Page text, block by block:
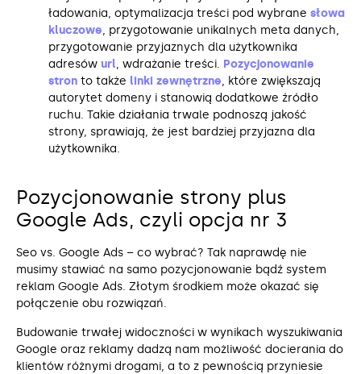
ładowania, optymalizacja treści pod wybrane słowa
kluczowe, przygotowanie unikalnych meta danych,
przygotowanie przyjaznych dla użytkownika
adresów url, wdrażanie treści. Pozycjonowanie
stron to także linki zewnętrzne, które zwiększają
autorytet domeny i stanowią dodatkowe źródło
ruchu. Takie działania trwale podnoszą jakość
strony, sprawiają, że jest bardziej przyjazna dla
użytkownika.
Pozycjonowanie strony plus
Google Ads, czyli opcja nr 3
Seo vs. Google Ads – co wybrać? Tak naprawdę nie
musimy stawiać na samo pozycjonowanie bądź system
reklam Google Ads. Złotym środkiem może okazać się
połączenie obu rozwiązań.
Budowanie trwałej widoczności w wynikach wyszukiwania
Google oraz reklamy dadzą nam możliwość docierania do
klientów różnymi drogami, a to z pewnością przyniesie